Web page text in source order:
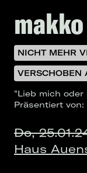
makko
NICHT MEHR
VERSCHOBEN
"Lieb mich oder
Präsentiert von:
Do,
Haus